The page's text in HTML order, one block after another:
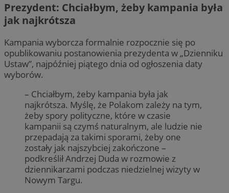
Prezydent: Chciałbym, żeby kampania była
jak najkrótsza
Kampania wyborcza formalnie rozpocznie się po
opublikowaniu postanowienia prezydenta w „Dzienniku
Ustaw”, najpóźniej piątego dnia od ogłoszenia daty
wyborów.
– Chciałbym, żeby kampania była jak
najkrótsza. Myślę, że Polakom zależy na tym,
żeby spory polityczne, które w czasie
kampanii są czymś naturalnym, ale ludzie nie
przepadają za takimi sporami, żeby one
zostały jak najszybciej zakończone –
podkreślił Andrzej Duda w rozmowie z
dziennikarzami podczas niedzielnej wizyty w
Nowym Targu.